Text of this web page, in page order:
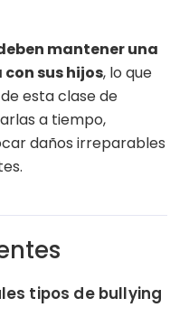
mantener una
sus hijos, lo que
esta clase de
a tiempo,
daños irreparables
tipos de bullying